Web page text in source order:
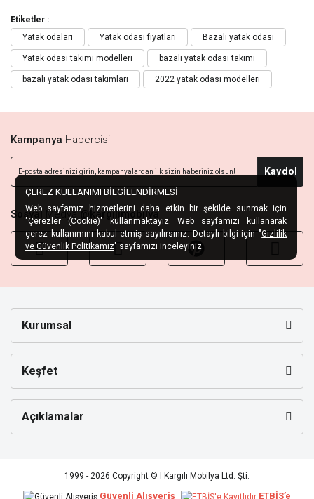
Etiketler :
Yatak odaları
Yatak odası fiyatları Bazalı yatak odası
Yatak odası takımı modelleri bazalı yatak odası takımı
bazalı yatak odası takımları 2022 yatak odası modelleri
Kampanya Habercisi
Kaydol
Sosyal Medya@kargilimobilya
Kurumsal
Keşfet
Açıklamalar
1999 - 2026 Copyright © l Kargılı Mobilya Ltd. Şti.
Güvenli Alışveriş ETBİS’e
ÇEREZ KULLANIMI BİLGİLENDİRMESİ
Web sayfamız hizmetlerini daha etkin bir şekilde sunmak için
"Çerezler (Cookie)" kullanmaktayız. Web sayfamızı kullanarak
çerez kullanımını kabul etmiş sayılırsınız. Detaylı bilgi için "Gizlilik
ve Güvenlik Politikamız" sayfamızı inceleyiniz.